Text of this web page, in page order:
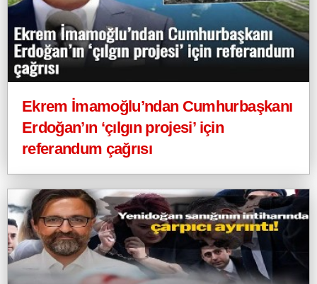
Ekrem İmamoğlu’ndan Cumhurbaşkanı
Erdoğan’ın ‘çılgın projesi’ için
referandum çağrısı